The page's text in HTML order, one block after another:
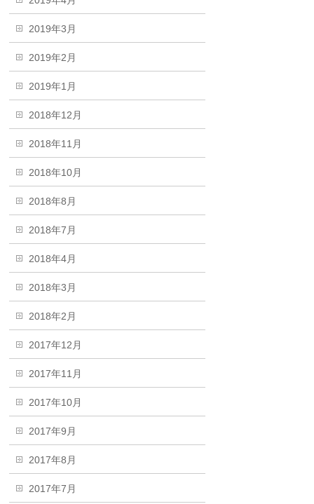
2019年3月
2019年2月
2019年1月
2018年12月
2018年11月
2018年10月
2018年8月
2018年7月
2018年4月
2018年3月
2018年2月
2017年12月
2017年11月
2017年10月
2017年9月
2017年8月
2017年7月